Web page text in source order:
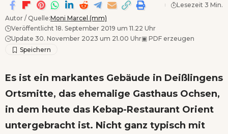
Autor / Quelle:Moni Marcel (mm)
Veröffentlicht 18. September 2019 um 11.22 Uhr
Update 30. November 2023 um 21.00 Uhr▣ PDF erzeugen
Lesezeit 3 Min.
Es ist ein markantes Gebäude in Deißlingens
Ortsmitte, das ehemalige Gasthaus Ochsen,
in dem heute das Kebap-Restaurant Orient
untergebracht ist. Nicht ganz typisch mit